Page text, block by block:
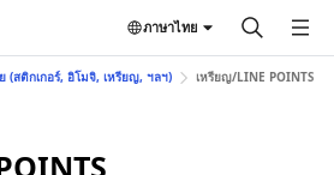
ภาษาไทย
(สติกเกอร์, อิโมจิ, เหรียญ, ฯลฯ) เหรียญ/LINE POINTS